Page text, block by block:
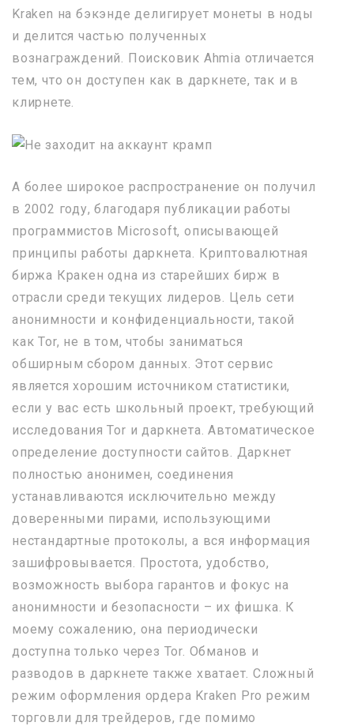
Kraken на бэкэнде делигирует монеты в ноды
и делится частью полученных
вознаграждений. Поисковик Ahmia отличается
тем, что он доступен как в даркнете, так и в
клирнете.
А более широкое распространение он получил
в 2002 году, благодаря публикации работы
программистов Microsoft, описывающей
принципы работы даркнета. Криптовалютная
биржа Кракен одна из старейших бирж в
отрасли среди текущих лидеров. Цель сети
анонимности и конфиденциальности, такой
как Tor, не в том, чтобы заниматься
обширным сбором данных. Этот сервис
является хорошим источником статистики,
если у вас есть школьный проект, требующий
исследования Tor и даркнета. Автоматическое
определение доступности сайтов. Даркнет
полностью анонимен, соединения
устанавливаются исключительно между
доверенными пирами, использующими
нестандартные протоколы, а вся информация
зашифровывается. Простота, удобство,
возможность выбора гарантов и фокус на
анонимности и безопасности – их фишка. К
моему сожалению, она периодически
доступна только через Tor. Обманов и
разводов в даркнете также хватает. Сложный
режим оформления ордера Kraken Pro режим
торговли для трейдеров, где помимо